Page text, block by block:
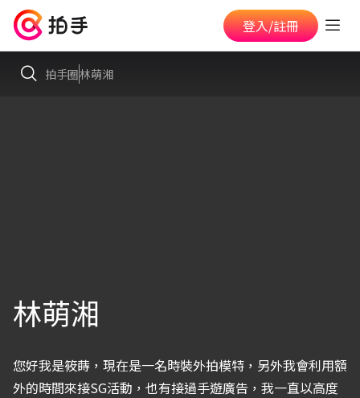
登入/註冊
拍手圈林萌湘
林萌湘
您好我是筱蒔，現在是一名時裝外拍模特，另外我會利用額
外的時間來接SG活動，也有接過手遊廣告，我一直以高度